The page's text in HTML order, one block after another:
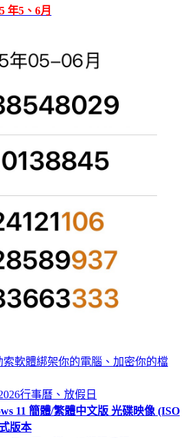
年5、6月
索軟體綁架你的電腦、加密你的檔
行事曆、放假日
11 簡體/繁體中文版 光碟映像 (ISO
版本